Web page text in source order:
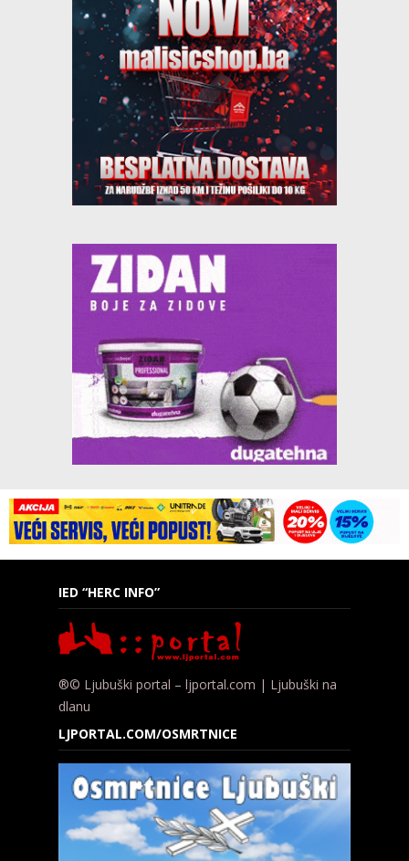
IED “HERC INFO”
®© Ljubuški portal – ljportal.com | Ljubuški na
dlanu
LJPORTAL.COM/OSMRTNICE